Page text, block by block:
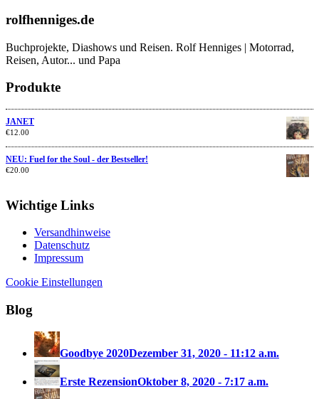
rolfhenniges.de
Buchprojekte, Diashows und Reisen. Rolf Henniges | Motorrad,
Reisen, Autor... und Papa
Produkte
JANET
€12.00
NEU: Fuel for the Soul - der Bestseller!
€20.00
Wichtige Links
Versandhinweise
Datenschutz
Impressum
Cookie Einstellungen
Blog
Goodbye 2020Dezember 31, 2020 - 11:12 a.m.
Erste RezensionOktober 8, 2020 - 7:17 a.m.